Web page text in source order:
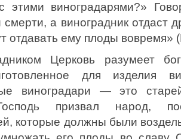
этими виноградарями?»
смерти, а виноградник отдаст
отдавать ему плоды
Церковь разумеет
для изделия
виноградари — это
призвал народ,
которые должны были